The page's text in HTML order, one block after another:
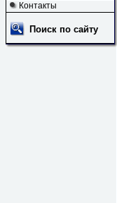
Контакты
Поиск по сайту